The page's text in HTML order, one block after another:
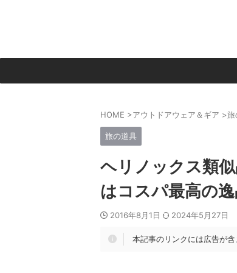
HOME >アウトドアウェア＆ギア >旅
旅の道具
ヘリノックス類
はコスパ最高の
2016年8月1日 2024年5月27日
本記事のリンクには広告が